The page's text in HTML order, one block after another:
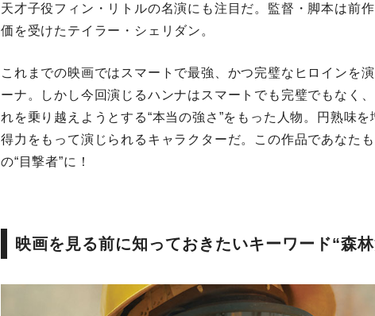
天才子役フィン・リトルの名演にも注目だ。監督・脚本は前
価を受けたテイラー・シェリダン。
これまでの映画ではスマートで最強、かつ完璧なヒロインを
ーナ。しかし今回演じるハンナはスマートでも完璧でもなく
れを乗り越えようとする“本当の強さ”をもった人物。円熟味
得力をもって演じられるキャラクターだ。この作品であなた
の“目撃者”に！
映画を見る前に知っておきたいキーワード“森